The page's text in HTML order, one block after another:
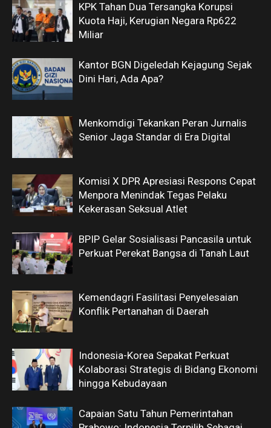
KPK Tahan Dua Tersangka Korupsi
Kuota Haji, Kerugian Negara Rp622
Miliar
Kantor BGN Digeledah Kejagung Sejak
Dini Hari, Ada Apa?
Menkomdigi Tekankan Peran Jurnalis
Senior Jaga Standar di Era Digital
Komisi X DPR Apresiasi Respons Cepat
Menpora Menindak Tegas Pelaku
Kekerasan Seksual Atlet
BPIP Gelar Sosialisasi Pancasila untuk
Perkuat Perekat Bangsa di Tanah Laut
Kemendagri Fasilitasi Penyelesaian
Konflik Pertanahan di Daerah
Indonesia-Korea Sepakat Perkuat
Kolaborasi Strategis di Bidang Ekonomi
hingga Kebudayaan
Capaian Satu Tahun Pemerintahan